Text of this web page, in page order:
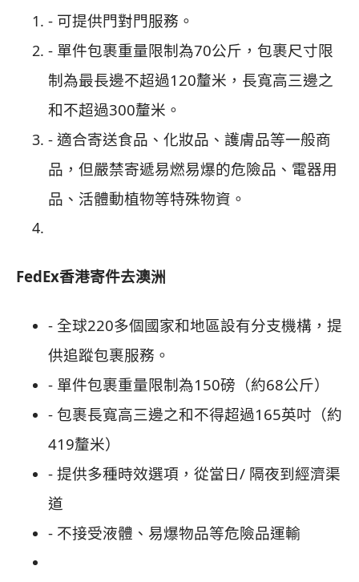
- 可提供門對門服務。
- 單件包裹重量限制為70公斤，包裹尺寸限
制為最長邊不超過120釐米，長寬高三邊之
和不超過300釐米。
- 適合寄送食品、化妝品、護膚品等一般商
品，但嚴禁寄遞易燃易爆的危險品、電器用
品、活體動植物等特殊物資。
FedEx香港寄件去澳洲
- 全球220多個國家和地區設有分支機構，提
供追蹤包裹服務。
- 單件包裹重量限制為150磅（約68公斤）
- 包裹長寬高三邊之和不得超過165英吋（約
419釐米）
- 提供多種時效選項，從當日/ 隔夜到經濟渠
道
- 不接受液體、易爆物品等危險品運輸